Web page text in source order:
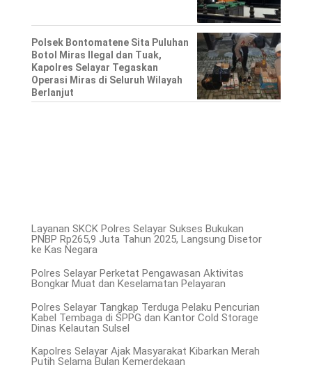
Polsek Bontomatene Sita Puluhan
Botol Miras Ilegal dan Tuak,
Kapolres Selayar Tegaskan
Operasi Miras di Seluruh Wilayah
Berlanjut
Layanan SKCK Polres Selayar Sukses Bukukan
PNBP Rp265,9 Juta Tahun 2025, Langsung Disetor
ke Kas Negara
Polres Selayar Perketat Pengawasan Aktivitas
Bongkar Muat dan Keselamatan Pelayaran
Polres Selayar Tangkap Terduga Pelaku Pencurian
Kabel Tembaga di SPPG dan Kantor Cold Storage
Dinas Kelautan Sulsel
Kapolres Selayar Ajak Masyarakat Kibarkan Merah
Putih Selama Bulan Kemerdekaan